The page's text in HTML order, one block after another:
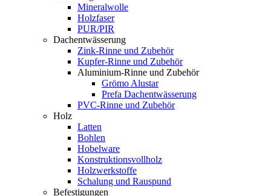
Mineralwolle
Holzfaser
PUR/PIR
Dachentwässerung
Zink-Rinne und Zubehör
Kupfer-Rinne und Zubehör
Aluminium-Rinne und Zubehör
Grömo Alustar
Prefa Dachentwässerung
PVC-Rinne und Zubehör
Holz
Latten
Bohlen
Hobelware
Konstruktionsvollholz
Holzwerkstoffe
Schalung und Rauspund
Befestigungen